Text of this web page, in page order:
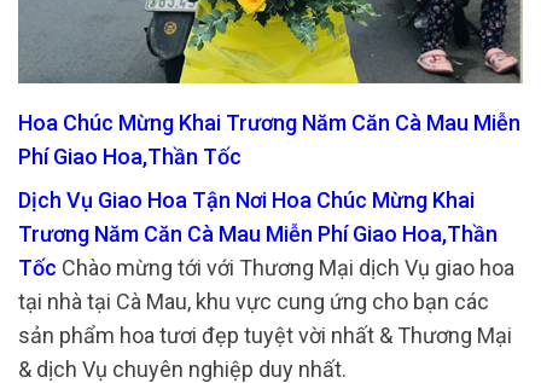
Hoa Chúc Mừng Khai Trương Năm Căn Cà Mau Miễn
Phí Giao Hoa,Thần Tốc
Dịch Vụ Giao Hoa Tận Nơi Hoa Chúc Mừng Khai
Trương Năm Căn Cà Mau Miễn Phí Giao Hoa,Thần
Tốc Chào mừng tới với Thương Mại dịch Vụ giao hoa
tại nhà tại Cà Mau, khu vực cung ứng cho bạn các
sản phẩm hoa tươi đẹp tuyệt vời nhất & Thương Mại
& dịch Vụ chuyên nghiệp duy nhất.